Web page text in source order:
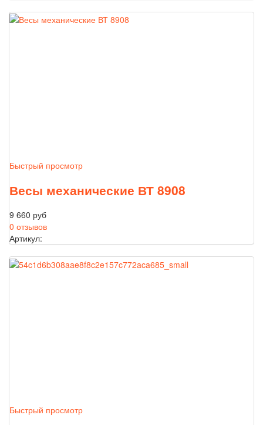
Быстрый просмотр
Весы механические ВТ 8908
9 660 руб
0 отзывов
Артикул:
Быстрый просмотр